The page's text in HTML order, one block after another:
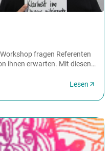
fragen Referenten
ihnen erwarten. Mit diesen
Lesen